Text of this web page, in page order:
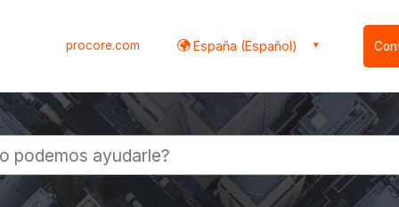
procore.com España (Español)